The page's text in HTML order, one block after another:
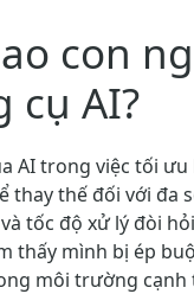
con
cụ AI?
AI trong việc tối
thay thế đối với đa
tốc độ xử lý đòi
thấy mình bị ép
môi trường cạnh